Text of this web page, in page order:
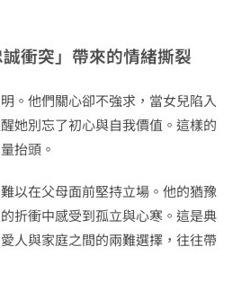
衝突」帶來的情緒撕裂
。他們關心卻不強求，當女兒陷入
她別忘了初心與自我價值。這樣的
抬頭。
以在父母面前堅持立場。他的猶豫
折衝中感受到孤立與心寒。這是典
人與家庭之間的兩難選擇，往往帶